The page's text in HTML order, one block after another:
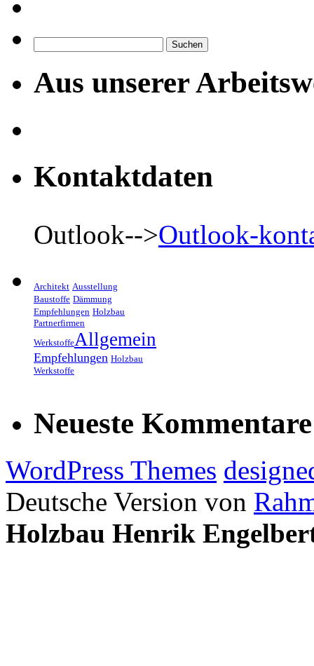
nach:
Aus unserer
Kontaktdaten
Outlook-->Outlook-
Architekt Ausstellung
Baustoffe Dämmung
Empfehlungen Holzbau
Partnerfirmen
WerkstoffeAllgemein
Empfehlungen Holzbau
Werkstoffe
Neueste Kommentare
WordPress Themes
Deutsche Version von
Holzbau Henrik